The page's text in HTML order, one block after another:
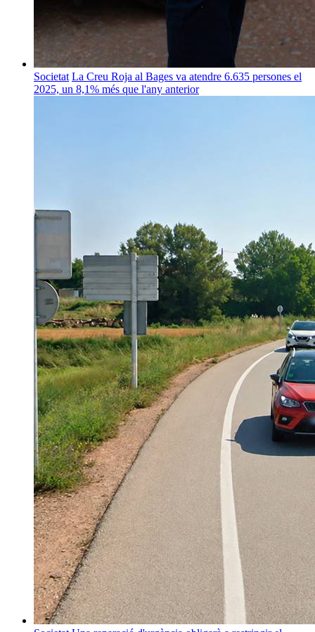
Societat La Creu Roja al Bages va atendre 6.635 persones el
2025, un 8,1% més que l'any anterior